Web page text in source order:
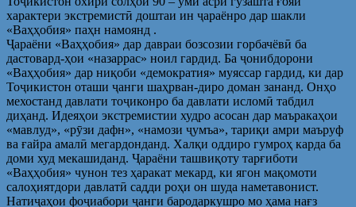
характери экстремистӣ доштаи ин ҷараёнро дар шакли
«Ваҳҳобия» паҳн намоянд .
Ҷараёни «Ваҳҳобия» дар давраи бозсозии горбачёвӣ ба
дастовард-ҳои «назаррас» ноил гардид. Ба ҷонибдорони
«Ваҳҳобия» дар ниқоби «демократия» муяссар гардид, ки дар
Тоҷикистон оташи ҷанги шаҳрван-диро доман зананд. Онҳо
мехостанд давлати тоҷиконро ба давлати исломӣ табдил
диҳанд. Идеяҳои экстремистии худро асосан дар маъракаҳои
«мавлуд», «рӯзи дафн», «намози ҷумъа», тариқи амри маъруф
ва ғайра амалӣ мегардонданд. Халқи оддиро гумроҳ карда ба
доми худ мекашиданд. Ҷараёни ташвиқоту тарғиботи
«Ваҳҳобия» чунон тез ҳаракат мекард, ки ягон мақомоти
салоҳиятдори давлатӣ садди роҳи он шуда наметавонист.
Натиҷаҳои фоҷиабори ҷанги бародаркушро мо ҳама нағз